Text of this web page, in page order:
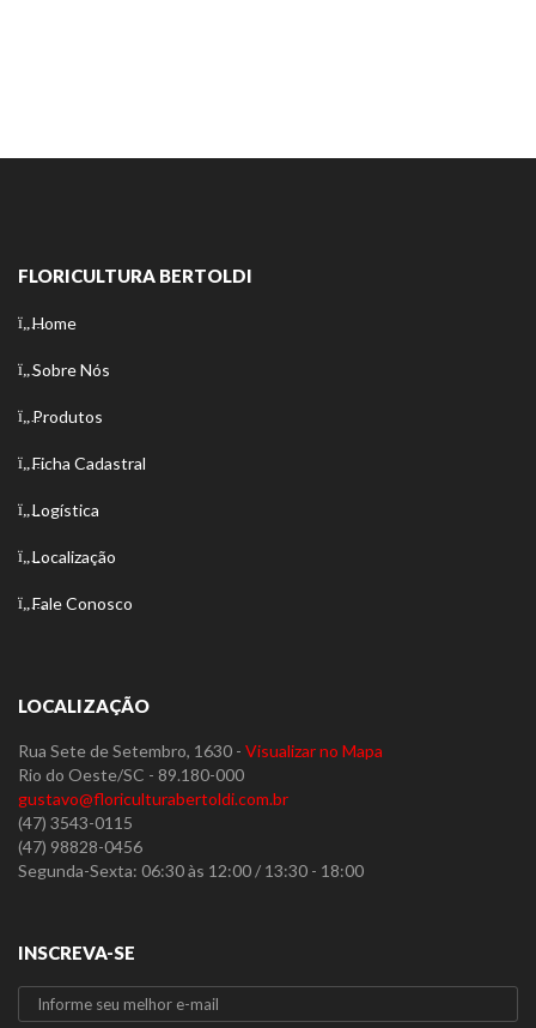
FLORICULTURA BERTOLDI
Home
Sobre Nós
Produtos
Ficha Cadastral
Logística
Localização
Fale Conosco
LOCALIZAÇÃO
Rua Sete de Setembro, 1630 - Visualizar no Mapa
Rio do Oeste/SC - 89.180-000
gustavo@floriculturabertoldi.com.br
(47) 3543-0115
(47) 98828-0456
Segunda-Sexta: 06:30 às 12:00 / 13:30 - 18:00
INSCREVA-SE